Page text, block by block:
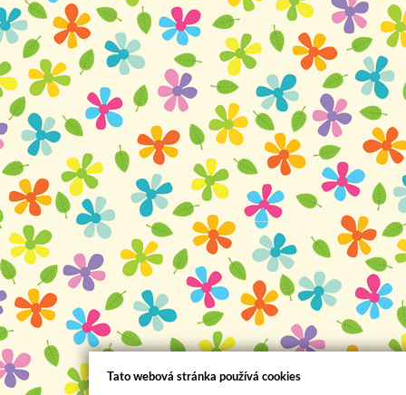
Tato webová stránka používá cookies